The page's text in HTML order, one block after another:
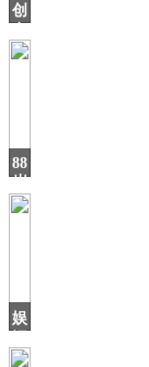
创
人
88
岁
老
轮
娱
说：